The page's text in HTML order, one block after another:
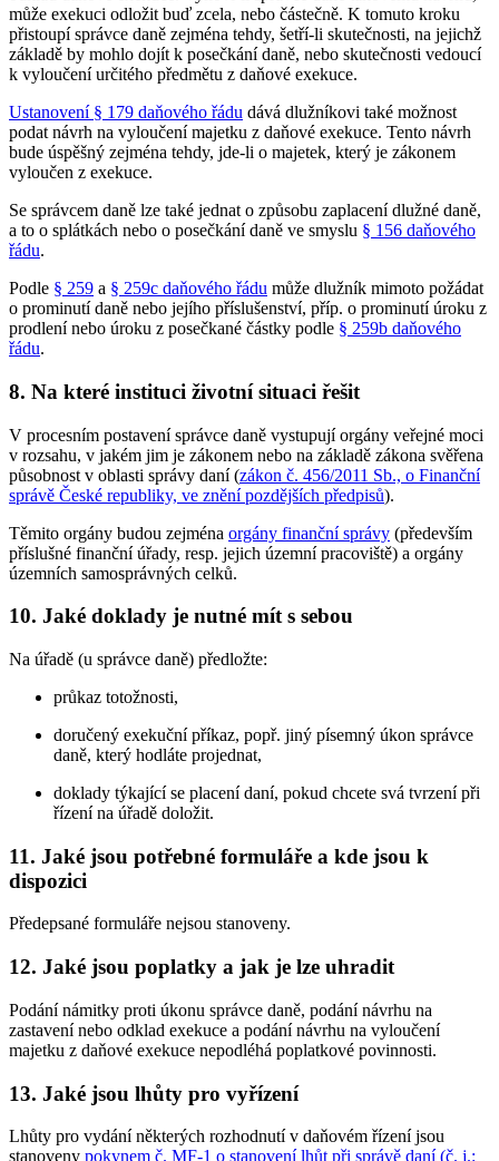
může exekuci odložit buď zcela, nebo částečně. K tomuto kroku
přistoupí správce daně zejména tehdy, šetří-li skutečnosti, na jejichž
základě by mohlo dojít k posečkání daně, nebo skutečnosti vedoucí
k vyloučení určitého předmětu z daňové exekuce.
Ustanovení § 179 daňového řádu dává dlužníkovi také možnost
podat návrh na vyloučení majetku z daňové exekuce. Tento návrh
bude úspěšný zejména tehdy, jde-li o majetek, který je zákonem
vyloučen z exekuce.
Se správcem daně lze také jednat o způsobu zaplacení dlužné daně,
a to o splátkách nebo o posečkání daně ve smyslu § 156 daňového
řádu.
Podle § 259 a § 259c daňového řádu může dlužník mimoto požádat
o prominutí daně nebo jejího příslušenství, příp. o prominutí úroku z
prodlení nebo úroku z posečkané částky podle § 259b daňového
řádu.
8. Na které instituci životní situaci řešit
V procesním postavení správce daně vystupují orgány veřejné moci
v rozsahu, v jakém jim je zákonem nebo na základě zákona svěřena
působnost v oblasti správy daní (zákon č. 456/2011 Sb., o Finanční
správě České republiky, ve znění pozdějších předpisů).
Těmito orgány budou zejména orgány finanční správy (především
příslušné finanční úřady, resp. jejich územní pracoviště) a orgány
územních samosprávných celků.
10. Jaké doklady je nutné mít s sebou
Na úřadě (u správce daně) předložte:
průkaz totožnosti,
doručený exekuční příkaz, popř. jiný písemný úkon správce
daně, který hodláte projednat,
doklady týkající se placení daní, pokud chcete svá tvrzení při
řízení na úřadě doložit.
11. Jaké jsou potřebné formuláře a kde jsou k
dispozici
Předepsané formuláře nejsou stanoveny.
12. Jaké jsou poplatky a jak je lze uhradit
Podání námitky proti úkonu správce daně, podání návrhu na
zastavení nebo odklad exekuce a podání návrhu na vyloučení
majetku z daňové exekuce nepodléhá poplatkové povinnosti.
13. Jaké jsou lhůty pro vyřízení
Lhůty pro vydání některých rozhodnutí v daňovém řízení jsou
stanoveny pokynem č. MF-1 o stanovení lhůt při správě daní (č. j.: